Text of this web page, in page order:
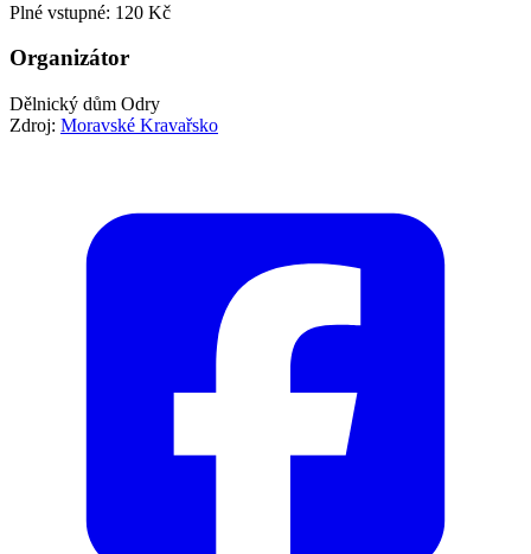
Plné vstupné: 120 Kč
Organizátor
Dělnický dům Odry
Zdroj: Moravské Kravařsko